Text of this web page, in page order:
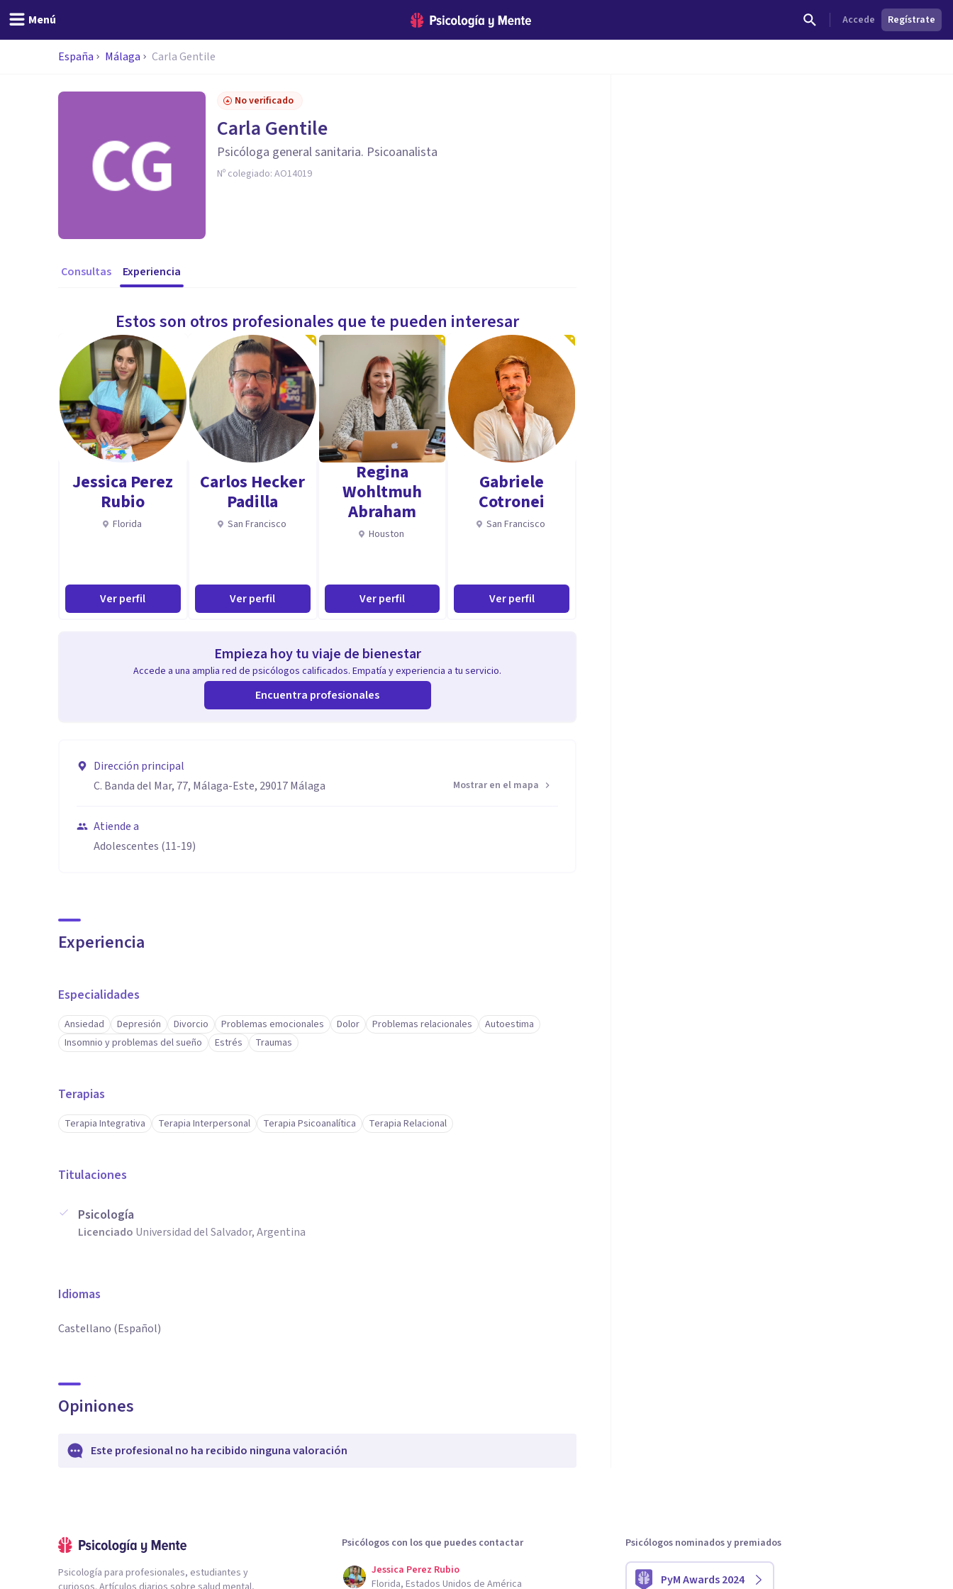
Menú Accede Regístrate
España Málaga Carla Gentile
No verificado
Carla Gentile
Psicóloga general sanitaria. Psicoanalista
Nº colegiado: AO14019
Consultas Experiencia
Estos son otros profesionales que te pueden interesar
Jessica Perez
Rubio
Florida
Ver perfil
Carlos Hecker
Padilla
San Francisco
Ver perfil
Regina
Wohltmuh
Abraham
Houston
Ver perfil
Gabriele
Cotronei
San Francisco
Ver perfil
Empieza hoy tu viaje de bienestar
Accede a una amplia red de psicólogos calificados. Empatía y experiencia a tu servicio.
Encuentra profesionales
Dirección principal
C. Banda del Mar, 77, Málaga-Este, 29017 Málaga
Mostrar en el mapa
Atiende a
Adolescentes (11-19)
Experiencia
Especialidades
Ansiedad Depresión Divorcio Problemas emocionales Dolor Problemas relacionales
Autoestima
Insomnio y problemas del sueño
Estrés Traumas
Terapias
Terapia Integrativa Terapia Interpersonal Terapia Psicoanalítica Terapia Relacional
Titulaciones
Psicología
Licenciado Universidad del Salvador, Argentina
Idiomas
Castellano (Español)
Opiniones
Este profesional no ha recibido ninguna valoración
Psicología para profesionales, estudiantes y
Psicólogos con los que puedes contactar
Jessica Perez Rubio
Florida, Estados Unidos de América
Psicólogos nominados y premiados
PyM Awards 2024